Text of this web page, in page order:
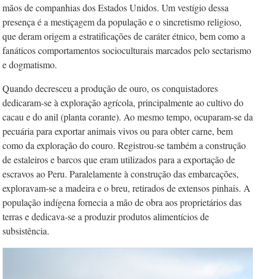
mãos de companhias dos Estados Unidos. Um vestígio dessa
presença é a mestiçagem da população e o sincretismo religioso,
que deram origem a estratificações de caráter étnico, bem como a
fanáticos comportamentos socioculturais marcados pelo sectarismo
e dogmatismo.
Quando decresceu a produção de ouro, os conquistadores
dedicaram-se à exploração agrícola, principalmente ao cultivo do
cacau e do anil (planta corante). Ao mesmo tempo, ocuparam-se da
pecuária para exportar animais vivos ou para obter carne, bem
como da exploração do couro. Registrou-se também a construção
de estaleiros e barcos que eram utilizados para a exportação de
escravos ao Peru. Paralelamente à construção das embarcações,
exploravam-se a madeira e o breu, retirados de extensos pinhais. A
população indígena fornecia a mão de obra aos proprietários das
terras e dedicava-se a produzir produtos alimentícios de
subsistência.